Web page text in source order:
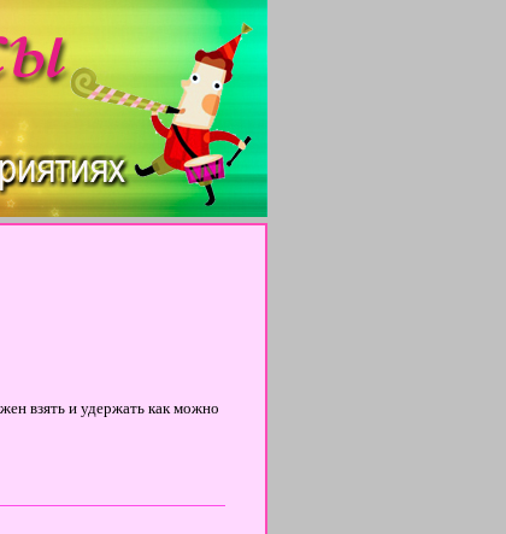
взять и удержать как можно